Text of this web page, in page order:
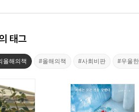
태그
올해의책 #올해의책 #사회비판 #우울